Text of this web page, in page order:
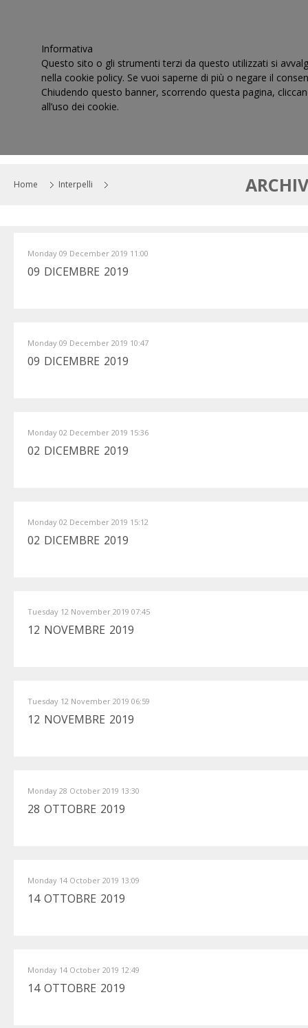
Home Interpelli
Monday 09 December 2019 11:00
09 DICEMBRE 2019
Monday 09 December 2019 10:47
09 DICEMBRE 2019
Monday 02 December 2019 15:36
02 DICEMBRE 2019
Monday 02 December 2019 15:12
02 DICEMBRE 2019
Tuesday 12 November 2019 07:45
12 NOVEMBRE 2019
Tuesday 12 November 2019 06:59
12 NOVEMBRE 2019
Monday 28 October 2019 13:30
28 OTTOBRE 2019
Monday 14 October 2019 13:09
14 OTTOBRE 2019
Monday 14 October 2019 12:49
14 OTTOBRE 2019
Informativa
Questo sito o gli strumenti terzi da questo utilizzati si
nella cookie policy. Se vuoi saperne di più o negare il
Chiudendo questo banner, scorrendo questa pagina,
all’uso dei cookie.